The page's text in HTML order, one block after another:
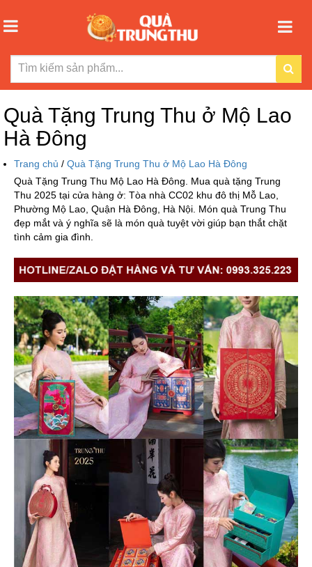
Quà Tặng Trung Thu ở Mộ Lao
Hà Đông
Trang chủ / Quà Tặng Trung Thu ở Mộ Lao Hà Đông
Quà Tặng Trung Thu Mộ Lao Hà Đông. Mua quà tặng Trung
Thu 2025 tại cửa hàng ở: Tòa nhà CC02 khu đô thị Mỗ Lao,
Phường Mộ Lao, Quận Hà Đông, Hà Nội. Món quà Trung Thu
đẹp mắt và ý nghĩa sẽ là món quà tuyệt vời giúp bạn thắt chặt
tình cảm gia đình.